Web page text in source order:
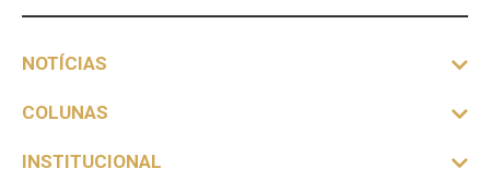
NOTÍCIAS
COLUNAS
INSTITUCIONAL